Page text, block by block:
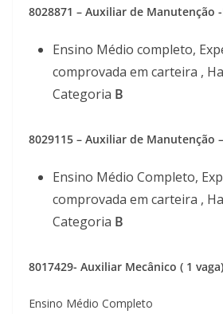
8028871 – Auxiliar de Manutenção
Ensino Médio completo,
comprovada em carteira ,
Categoria B
8029115 – Auxiliar de Manutenção
Ensino Médio Completo,
comprovada em carteira ,
Categoria B
8017429- Auxiliar Mecânico ( 1 vaga)
Ensino Médio Completo